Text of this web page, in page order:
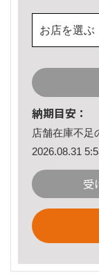
お店を選ぶ
納期目安：
店舗在庫不足
2026.08.31
受